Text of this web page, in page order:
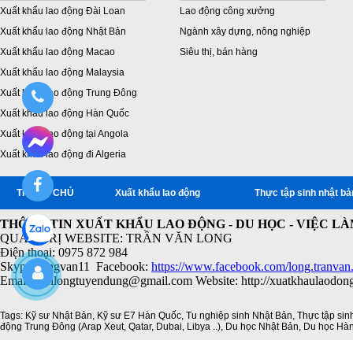
Xuất khẩu lao động Đài Loan
Xuất khẩu lao động Nhật Bản
Xuất khẩu lao động Macao
Xuất khẩu lao động Malaysia
Xuất khẩu lao động Trung Đông
Xuất khẩu lao động Hàn Quốc
Xuất khẩu lao động tại Angola
Xuất khẩu lao động đi Algeria
Lao động công xưởng
Ngành xây dựng, nông nghiệp
Siêu thị, bán hàng
TRANG CHỦ Xuất khẩu lao động Thực tập sinh nhật
THÔNG TIN XUẤT KHẨU LAO ĐỘNG - DU HỌC - VIỆC
QUẢN TRỊ WEBSITE: TRẦN VĂN LONG
Điện thoại: 0975 872 984
Skype: longvan11 Facebook: https://www.facebook.com/
Email: vanlongtuyendung@gmail.com Website: http://
Tags: Kỹ sư Nhật Bản, Kỹ sư E7 Hàn Quốc, Tu nghiệp sinh Nhật Bản, Thực tập
động Trung Đông (Arap Xeut, Qatar, Dubai, Libya ..), Du học Nhật Bản, Du học